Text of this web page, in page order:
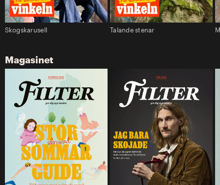
Skogskarusell Talande stenar
Magasinet